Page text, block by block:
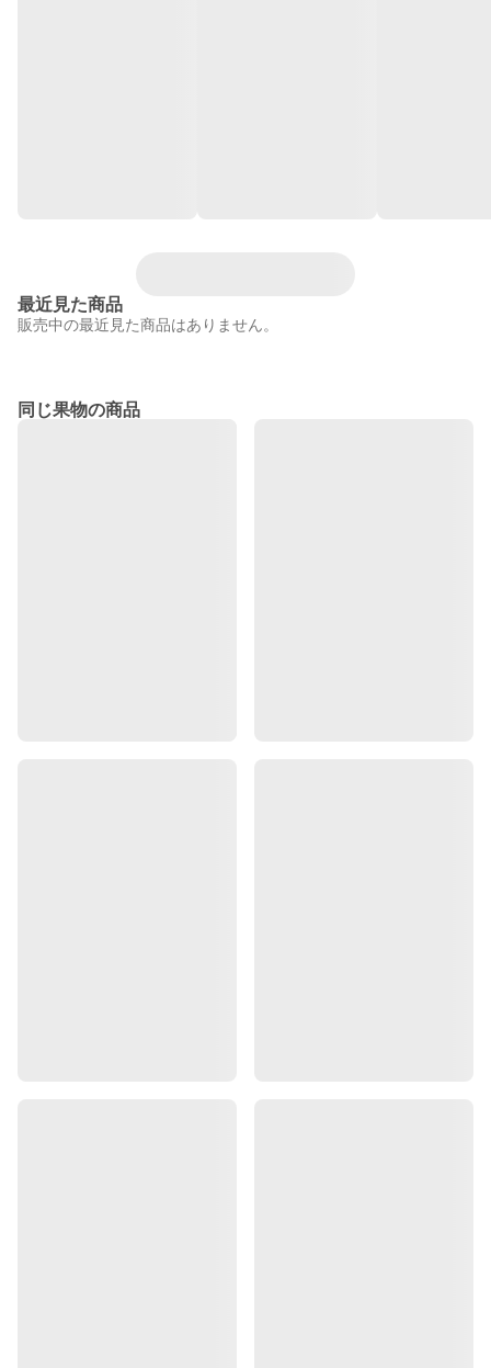
最近見た商品
販売中の最近見た商品はありません。
同じ果物の商品